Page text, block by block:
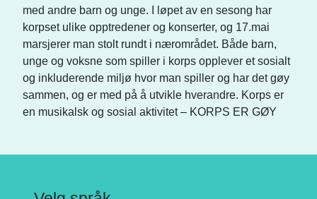
med andre barn og unge. I løpet av en sesong har
korpset ulike opptredener og konserter, og 17.mai
marsjerer man stolt rundt i nærområdet. Både barn,
unge og voksne som spiller i korps opplever et sosialt
og inkluderende miljø hvor man spiller og har det gøy
sammen, og er med på å utvikle hverandre. Korps er
en musikalsk og sosial aktivitet – KORPS ER GØY